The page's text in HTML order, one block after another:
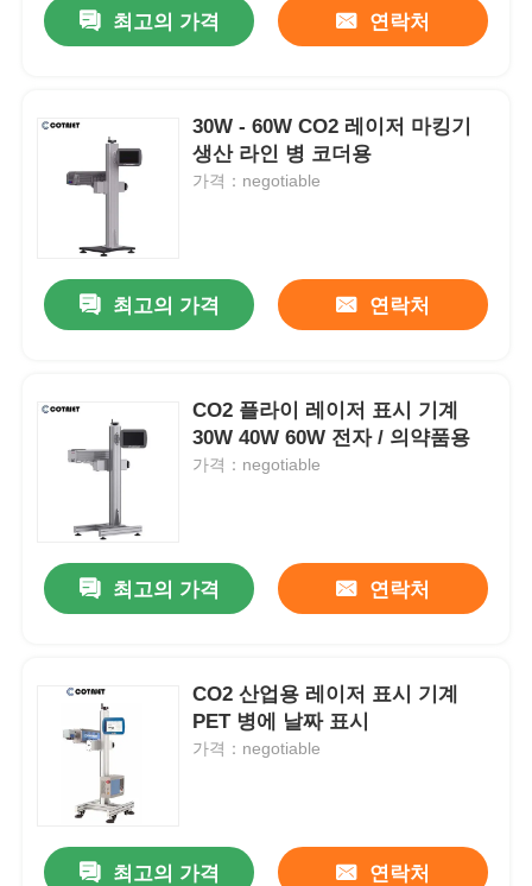
최고의 가격 연락처
30W - 60W CO2 레이저 마킹기
생산 라인 병 코더용
가격：negotiable
최고의 가격 연락처
CO2 플라이 레이저 표시 기계
30W 40W 60W 전자 / 의약품용
가격：negotiable
최고의 가격 연락처
CO2 산업용 레이저 표시 기계
PET 병에 날짜 표시
가격：negotiable
최고의 가격 연락처